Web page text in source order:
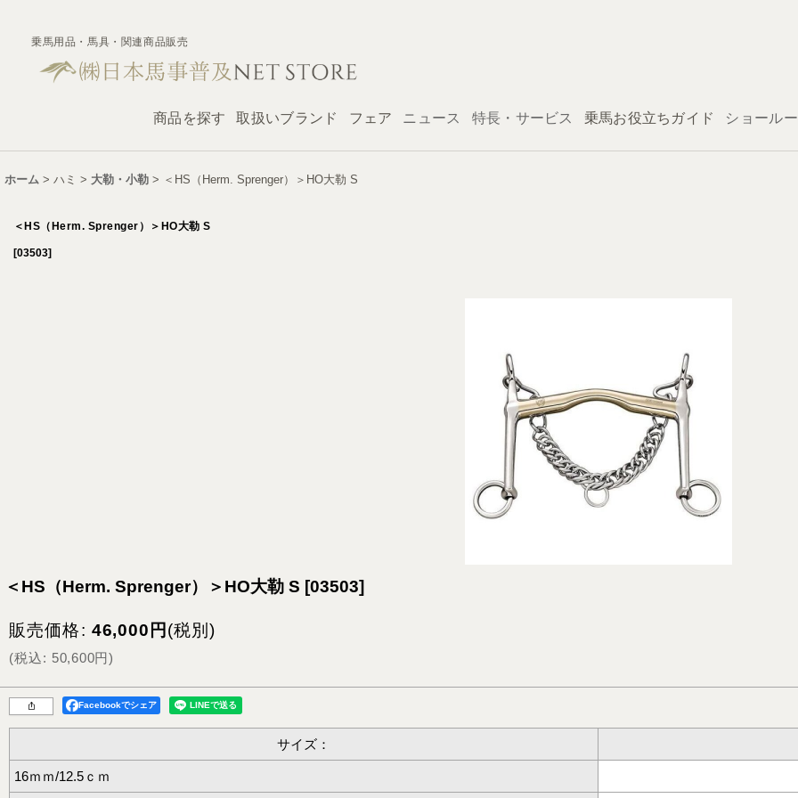
乗馬用品・馬具・関連商品販売
商品を探す 取扱いブランド フェア ニュース 特長・サービス 乗馬お役立ちガイド ショール
ホーム > ハミ > 大勒・小勒 > ＜HS（Herm. Sprenger）＞HO大勒 S
＜HS（Herm. Sprenger）＞HO大勒 S
[03503]
＜HS（Herm. Sprenger）＞HO大勒 S [03503]
販売価格: 46,000 円 (税別)
(税込: 50,600円)
Facebookでシェア
サイズ：
16ｍｍ/12.5ｃｍ